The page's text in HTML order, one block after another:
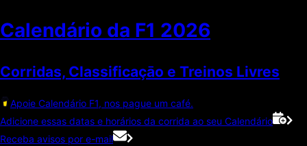
Calendário da F1 2026
Corridas, Classificaçāo e Treinos Livres
Apoie Calendário F1, nos pague um café.
Adicione essas datas e horários da corrida ao seu Calendário
Receba avisos por e-mail